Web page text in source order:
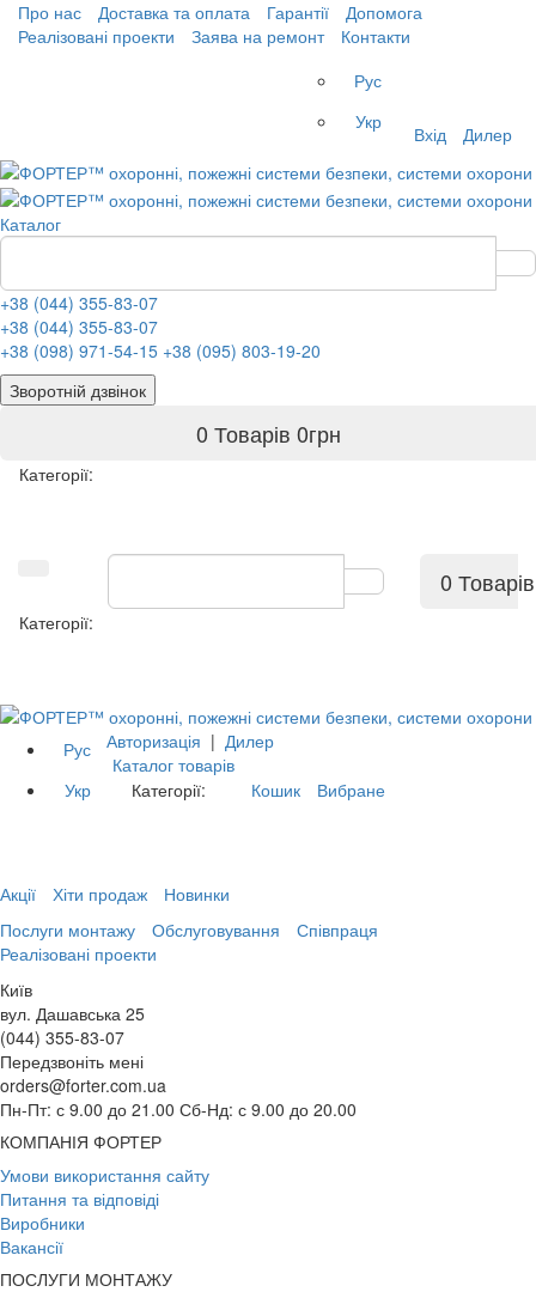
Про нас Доставка та оплата Гарантії
Допомога
Реалізовані проекти
Заява на ремонт
Контакти
Рус
Укр
Вхід Дилер
Каталог
+38 (044) 355-83-07
+38 (044) 355-83-07
+38 (098) 971-54-15 +38 (095) 803-19-20
Зворотній дзвінок
0 Товарів 0грн
Категорії:
0 Товарів
Категорії:
Рус
Укр
Авторизація | Дилер
Каталог товарів
Категорії:
Кошик Вибране
Акції Хіти продаж
Новинки
Послуги монтажу
Обслуговування
Співпраця
Реалізовані проекти
Київ
вул. Дашавська 25
(044) 355-83-07
Передзвоніть мені
orders@forter.com.ua
Пн-Пт: с 9.00 до 21.00 Сб-Нд: с 9.00 до 20.00
КОМПАНІЯ ФОРТЕР
Умови використання сайту
Питання та відповіді
Виробники
Вакансії
ПОСЛУГИ МОНТАЖУ